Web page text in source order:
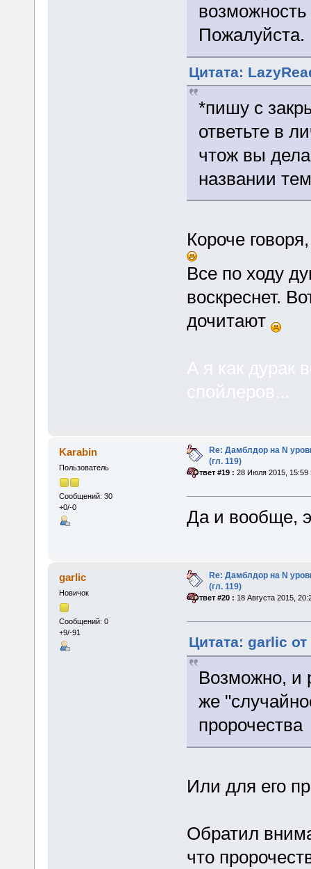
Пожалуйста.
Цитата:
*пишу с
ответьте в
чтож вы
названии
Короче
Все по ходу
воскреснет.
дочитают
А я как дурак
спойлеров...
Karabin
Пользователь
Сообщений: 30
+0/-0
Re: Дамблдор на N
(гл. 119)
«Ответ #19 : 28 Июля 2015, 15:59
Да и вообще,
garlic
Новичок
Сообщений: 0
+9/-91
Re: Дамблдор на N
(гл. 119)
«Ответ #20 : 18 Августа 2015,
Цитата: garlic
Возможно, и
же
пророчества
Или для его
Обратил
что